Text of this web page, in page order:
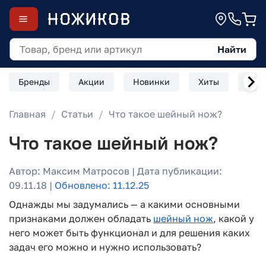
Найти
Бренды Акции Новинки Хиты
Главная Статьи Что такое шейный нож?
Что такое шейный нож?
Автор: Максим Матросов | Дата публикации:
09.11.18 | Обновлено: 11.12.25
Однажды мы задумались — а какими основными
признаками должен обладать шейный нож, какой у
него может быть функционал и для решения каких
задач его можно и нужно использовать?